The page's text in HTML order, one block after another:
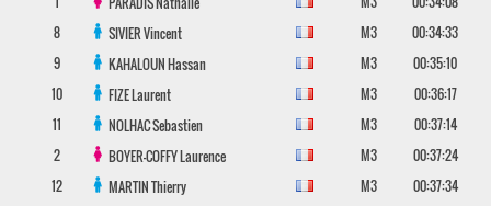
8
SIVIERVincent M3
00:34:33
9
KAHALOUNHassan M3
00:35:10
10
FIZELaurent M3
00:36:17
11
NOLHACSebastien M3
00:37:14
2
BOYER-COFFYLaurence M3
00:37:24
12
MARTINThierry M3
00:37:34